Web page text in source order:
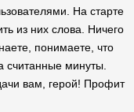
На старте
из них слова. Ничего
понимаете, что
считанные минуты.
вам, герой! Профит